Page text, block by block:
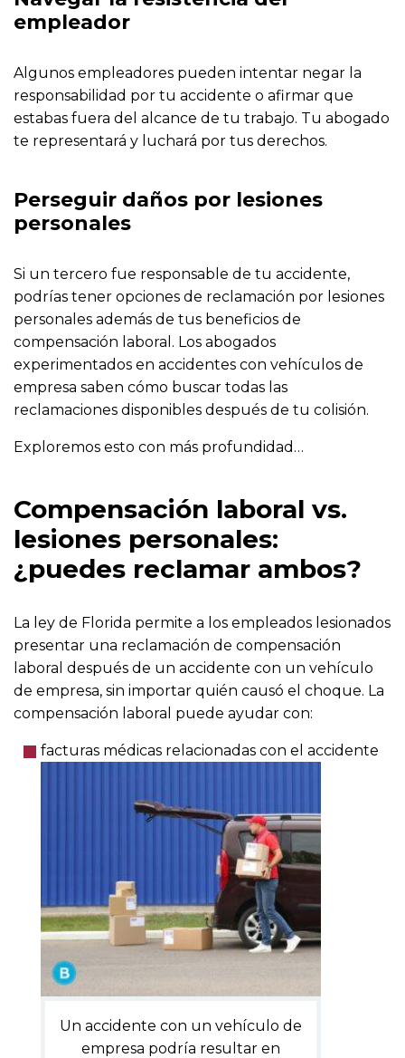
empleador
Algunos empleadores pueden intentar negar la
responsabilidad por tu accidente o afirmar que
estabas fuera del alcance de tu trabajo. Tu abogado
te representará y luchará por tus derechos.
Perseguir daños por lesiones
personales
Si un tercero fue responsable de tu accidente,
podrías tener opciones de reclamación por lesiones
personales además de tus beneficios de
compensación laboral. Los abogados
experimentados en accidentes con vehículos de
empresa saben cómo buscar todas las
reclamaciones disponibles después de tu colisión.
Exploremos esto con más profundidad…
Compensación laboral vs.
lesiones personales:
¿puedes reclamar ambos?
La ley de Florida permite a los empleados lesionados
presentar una reclamación de compensación
laboral después de un accidente con un vehículo
de empresa, sin importar quién causó el choque. La
compensación laboral puede ayudar con:
facturas médicas relacionadas con el accidente
Un accidente con un vehículo de
empresa podría resultar en